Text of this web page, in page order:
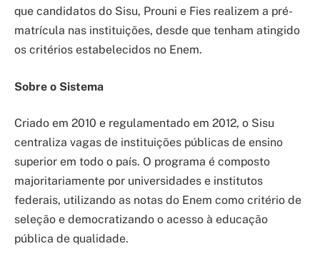
que candidatos do Sisu, Prouni e Fies realizem a pré-
matrícula nas instituições, desde que tenham atingido
os critérios estabelecidos no Enem.
Sobre o Sistema
Criado em 2010 e regulamentado em 2012, o Sisu
centraliza vagas de instituições públicas de ensino
superior em todo o país. O programa é composto
majoritariamente por universidades e institutos
federais, utilizando as notas do Enem como critério de
seleção e democratizando o acesso à educação
pública de qualidade.